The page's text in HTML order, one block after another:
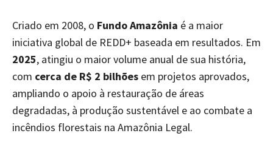
Criado em 2008, o Fundo Amazônia é a maior
iniciativa global de REDD+ baseada em resultados. Em
2025, atingiu o maior volume anual de sua história,
com cerca de R$ 2 bilhões em projetos aprovados,
ampliando o apoio à restauração de áreas
degradadas, à produção sustentável e ao combate a
incêndios florestais na Amazônia Legal.